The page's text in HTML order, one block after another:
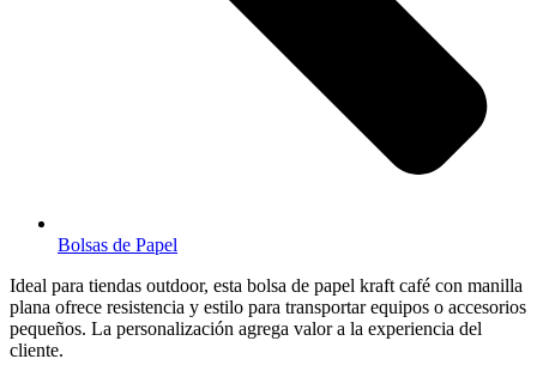
Bolsas de Papel
Ideal para tiendas outdoor, esta bolsa de papel kraft café con manilla
plana ofrece resistencia y estilo para transportar equipos o accesorios
pequeños. La personalización agrega valor a la experiencia del
cliente.